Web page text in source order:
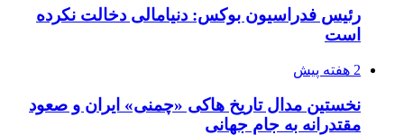
رئیس فدراسیون بوکس: دنیامالی دخالت نکرده
است
2 هفته پیش
نخستین مدال تاریخ هاکی «چمنی» ایران و صعود
مقتدرانه به جام جهانی